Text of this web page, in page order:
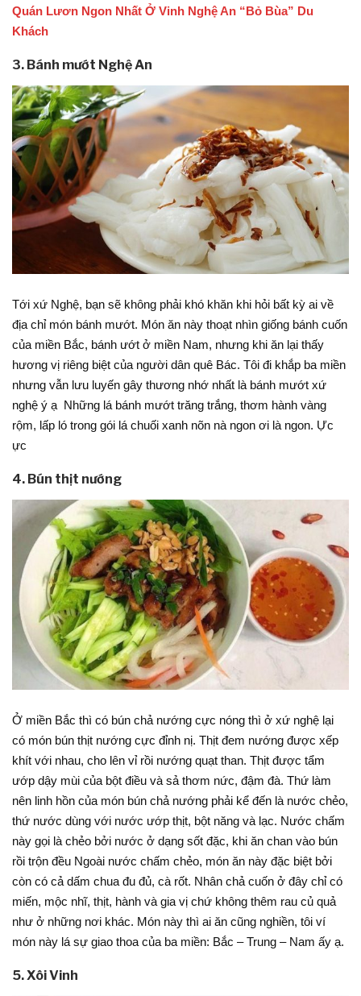
Quán Lươn Ngon Nhất Ở Vinh Nghệ An “Bỏ Bùa” Du
Khách
3. Bánh mướt Nghệ An
Tới xứ Nghệ, bạn sẽ không phải khó khăn khi hỏi bất kỳ ai về
địa chỉ món bánh mướt. Món ăn này thoạt nhìn giống bánh cuốn
của miền Bắc, bánh ướt ở miền Nam, nhưng khi ăn lại thấy
hương vị riêng biệt của người dân quê Bác. Tôi đi khắp ba miền
nhưng vẫn lưu luyến gây thương nhớ nhất là bánh mướt xứ
nghệ ý ạ Những lá bánh mướt trăng trắng, thơm hành vàng
rộm, lấp ló trong gói lá chuối xanh nõn nà ngon ơi là ngon. Ực
ực
4. Bún thịt nướng
Ở miền Bắc thì có bún chả nướng cực nóng thì ở xứ nghệ lại
có món bún thịt nướng cực đỉnh nị. Thịt đem nướng được xếp
khít với nhau, cho lên vỉ rồi nướng quạt than. Thịt được tẩm
ướp dậy mùi của bột điều và sả thơm nức, đậm đà. Thứ làm
nên linh hồn của món bún chả nướng phải kể đến là nước chẻo,
thứ nước dùng với nước ướp thịt, bột năng và lạc. Nước chấm
này gọi là chẻo bởi nước ở dạng sốt đặc, khi ăn chan vào bún
rồi trộn đều Ngoài nước chấm chẻo, món ăn này đặc biệt bởi
còn có cả dấm chua đu đủ, cà rốt. Nhân chả cuốn ở đây chỉ có
miến, mộc nhĩ, thịt, hành và gia vị chứ không thêm rau củ quả
như ở những nơi khác. Món này thì ai ăn cũng nghiền, tôi ví
món này lá sự giao thoa của ba miền: Bắc – Trung – Nam ấy ạ.
5. Xôi Vinh